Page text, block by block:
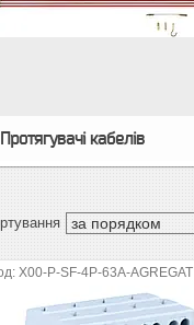
Протягувачі кабелів
X00-P-SF-4P-63A-AGREGAT